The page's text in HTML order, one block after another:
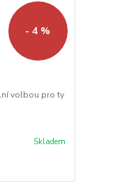
- 4 %
volbou pro ty
Skladem